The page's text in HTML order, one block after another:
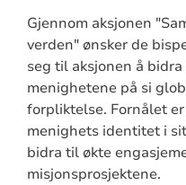
Gjennom aksjonen
verden" ønsker de
seg til aksjonen å
menighetene på si
forpliktelse. Fornålet
menighets identitet i
bidra til økte
misjonsprosjektene.